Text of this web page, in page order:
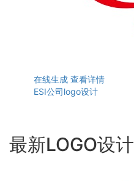
在线生成 查看详情
ESI公司logo设计
最新LOGO设计